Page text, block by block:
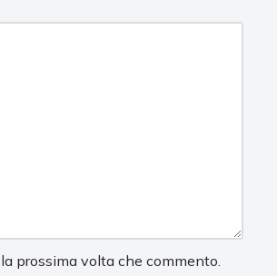
prossima volta che commento.